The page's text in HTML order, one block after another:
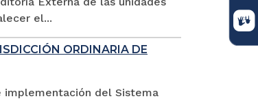
el...
ORDINARIA DE
implementación del Sistema